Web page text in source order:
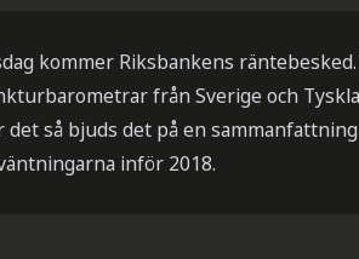
kommer Riksbankens
från Sverige och
det så bjuds det på en
inför 2018.